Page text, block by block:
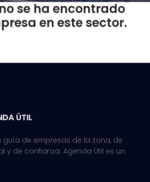
se ha encontrado
en este sector.
ÚTIL
guía de empresas de la zona, de
y de confianza. Agenda Útil es un